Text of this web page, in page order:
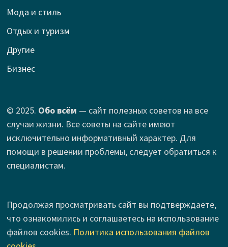
Мода и стиль
Отдых и туризм
Другие
Бизнес
© 2025. Обо всём — сайт полезных советов на все
случаи жизни. Все советы на сайте имеют
исключительно информативный характер. Для
помощи в решении проблемы, следует обратиться к
специалистам.
Продолжая просматривать сайт вы подтверждаете,
что ознакомились и соглашаетесь на использование
файлов cookies. Политика использования файлов